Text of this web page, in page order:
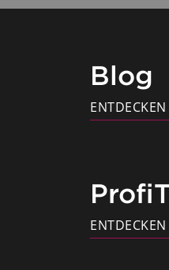
Blog
ENTDECKEN
ENTDECKEN